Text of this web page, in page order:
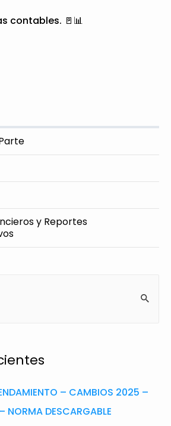
contables. 🚪📊
y Reportes
– CAMBIOS 2025 –
NORMA DESCARGABLE